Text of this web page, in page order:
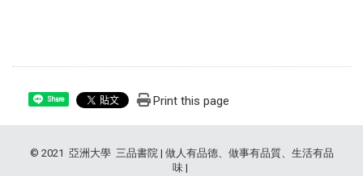
Share Print this page
© 2021 亞洲大學 三品書院 | 做人有品德、做事有品質、生活有品
味 |